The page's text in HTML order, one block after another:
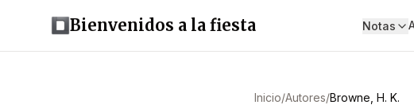
Bienvenidos a la fiesta Notas
Inicio/Autores/Browne, H. K.